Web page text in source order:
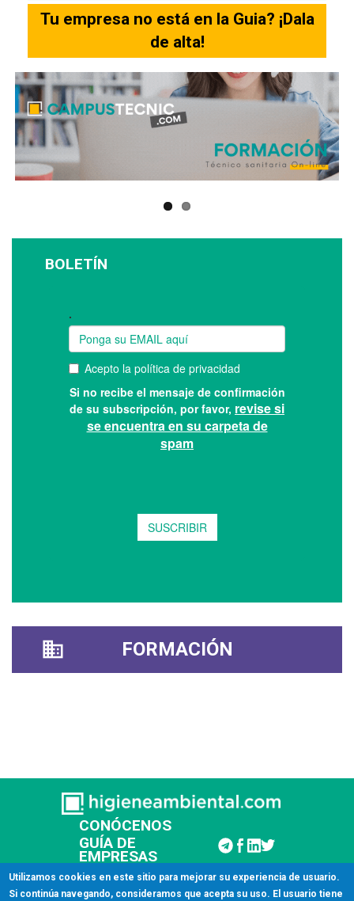
Tu empresa no está en la Guia? ¡Dala
de alta!
BOLETÍN
FORMACIÓN
CONÓCENOS
GUÍA DE
EMPRESAS
CONTACTAR
Utilizamos cookies en este sitio para mejorar su experiencia de usuario.
Si continúa navegando, consideramos que acepta su uso. El usuario tiene